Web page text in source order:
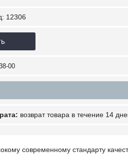
12306
00
возврат товара в течение 14
современному стандарту